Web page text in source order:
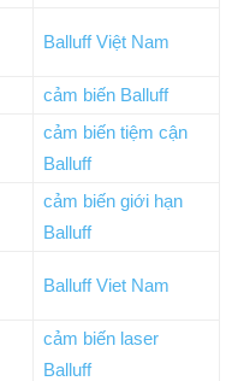
Balluff Việt Nam
cảm biến Balluff
cảm biến tiệm cận
Balluff
cảm biến giới hạn
Balluff
Balluff Viet Nam
cảm biến laser
Balluff